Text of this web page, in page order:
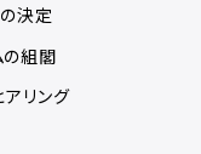
決定
組閣
リング